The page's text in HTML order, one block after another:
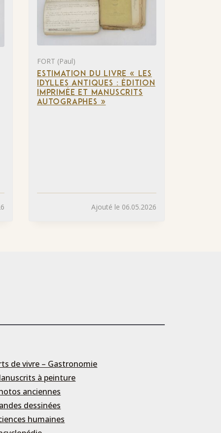
FORT (Paul)
ESTIMATION DU LIVRE « LES
IDYLLES ANTIQUES : ÉDITION
IMPRIMÉE ET MANUSCRITS
AUTOGRAPHES »
Ajouté le 06.05.2026
de vivre – Gastronomie
à peinture
anciennes
dessinées
humaines